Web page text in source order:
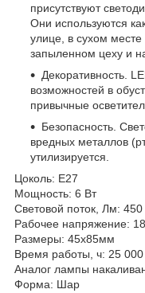
присутствуют
Они используются
улице, в сухом
запыленном цеху и
Декоративность.
возможностей в
привычные
Безопасность.
вредных металлов
утилизируется.
Цоколь: E27
Мощность: 6 Вт
Световой поток, Лм: 450
Рабочее напряжение:
Размеры: 45x85мм
Время работы, ч: 25 000
Аналог лампы
Форма: Шар